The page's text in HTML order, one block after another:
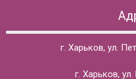
г. Харьков, ул.
г. Харьков,